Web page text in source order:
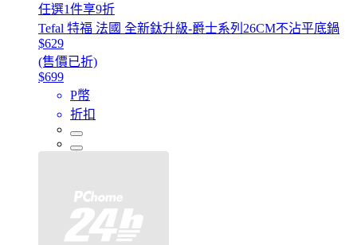
任選1件享9折
Tefal 特福 法國 全新鈦升級-爵士系列26CM不沾平底鍋
$629
(售價已折)
$699
P幣
折扣